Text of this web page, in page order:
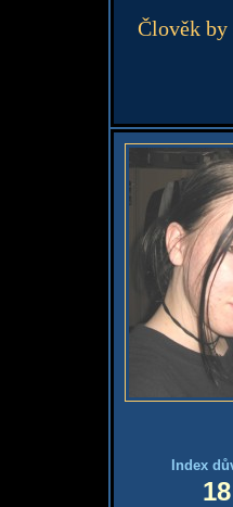
Člověk by
Index
18